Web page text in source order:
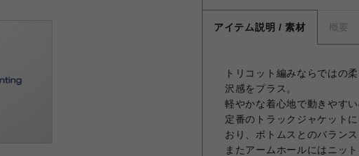
アイテム説明 / 素材 概要
トリコット編みならではの
沢感をプラス。
軽やかな着心地で動きやすい
定番のトラックジャケット
おり、ボトムスとのバラン
またアームホールにはニッ